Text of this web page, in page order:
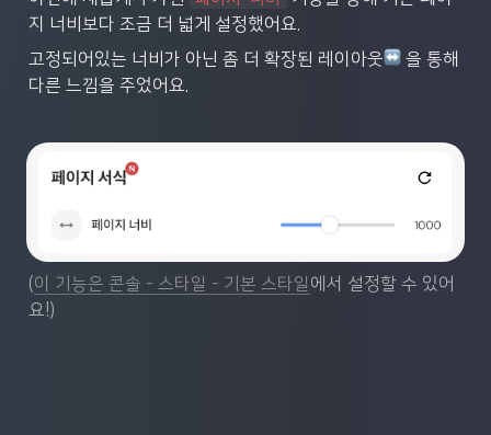
지 너비보다 조금 더 넓게 설정했어요.
고정되어있는 너비가 아닌 좀 더 확장된 레이아웃
을 통해
다른 느낌을 주었어요.
(이 기능은 콘솔 - 스타일 - 기본 스타일 에서 설정할 수 있어
요!)